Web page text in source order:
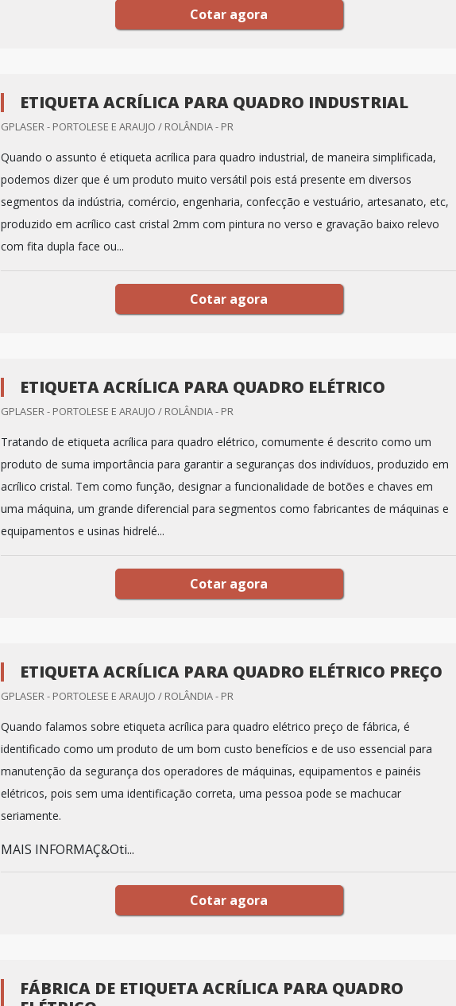
Cotar agora
ETIQUETA ACRÍLICA PARA QUADRO INDUSTRIAL
GPLASER - PORTOLESE E ARAUJO / ROLÂNDIA - PR
Quando o assunto é etiqueta acrílica para quadro industrial, de maneira simplificada,
podemos dizer que é um produto muito versátil pois está presente em diversos
segmentos da indústria, comércio, engenharia, confecção e vestuário, artesanato, etc,
produzido em acrílico cast cristal 2mm com pintura no verso e gravação baixo relevo
com fita dupla face ou...
Cotar agora
ETIQUETA ACRÍLICA PARA QUADRO ELÉTRICO
GPLASER - PORTOLESE E ARAUJO / ROLÂNDIA - PR
Tratando de etiqueta acrílica para quadro elétrico, comumente é descrito como um
produto de suma importância para garantir a seguranças dos indivíduos, produzido em
acrílico cristal. Tem como função, designar a funcionalidade de botões e chaves em
uma máquina, um grande diferencial para segmentos como fabricantes de máquinas e
equipamentos e usinas hidrelé...
Cotar agora
ETIQUETA ACRÍLICA PARA QUADRO ELÉTRICO PREÇO
GPLASER - PORTOLESE E ARAUJO / ROLÂNDIA - PR
Quando falamos sobre etiqueta acrílica para quadro elétrico preço de fábrica, é
identificado como um produto de um bom custo benefícios e de uso essencial para
manutenção da segurança dos operadores de máquinas, equipamentos e painéis
elétricos, pois sem uma identificação correta, uma pessoa pode se machucar
seriamente.
MAIS INFORMAÇ&Oti...
Cotar agora
FÁBRICA DE ETIQUETA ACRÍLICA PARA QUADRO